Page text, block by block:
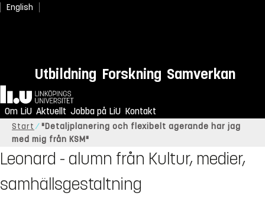
English
Utbildning Forskning Samverkan
Hem
Om LiU Aktuellt Jobba på LiU Kontakt
Start
"Detaljplanering och flexibelt agerande har jag
med mig från KSM"
Leonard - alumn från Kultur, medier,
samhällsgestaltning